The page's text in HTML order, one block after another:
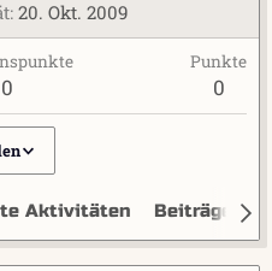
20. Okt. 2009
0
Punkte
0
Aktivitäten Beiträge